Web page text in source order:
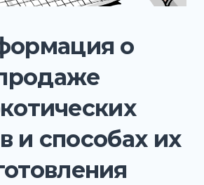
ПОИСК
о
и способах их